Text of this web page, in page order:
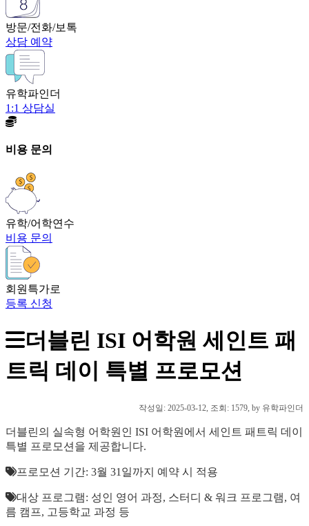
방문/전화/보톡
상담 예약
유학파인더
1:1 상담실
비용 문의
유학/어학연수
비용 문의
회원특가로
등록 신청
더블린 ISI 어학원 세인트 패
트릭 데이 특별 프로모션
작성일: 2025-03-12, 조회: 1579, by 유학파인더
더블린의 실속형 어학원인 ISI 어학원에서 세인트 패트릭 데이
특별 프로모션을 제공합니다.
프로모션 기간: 3월 31일까지 예약 시 적용
대상 프로그램: 성인 영어 과정, 스터디 & 워크 프로그램, 여
름 캠프, 고등학교 과정 등